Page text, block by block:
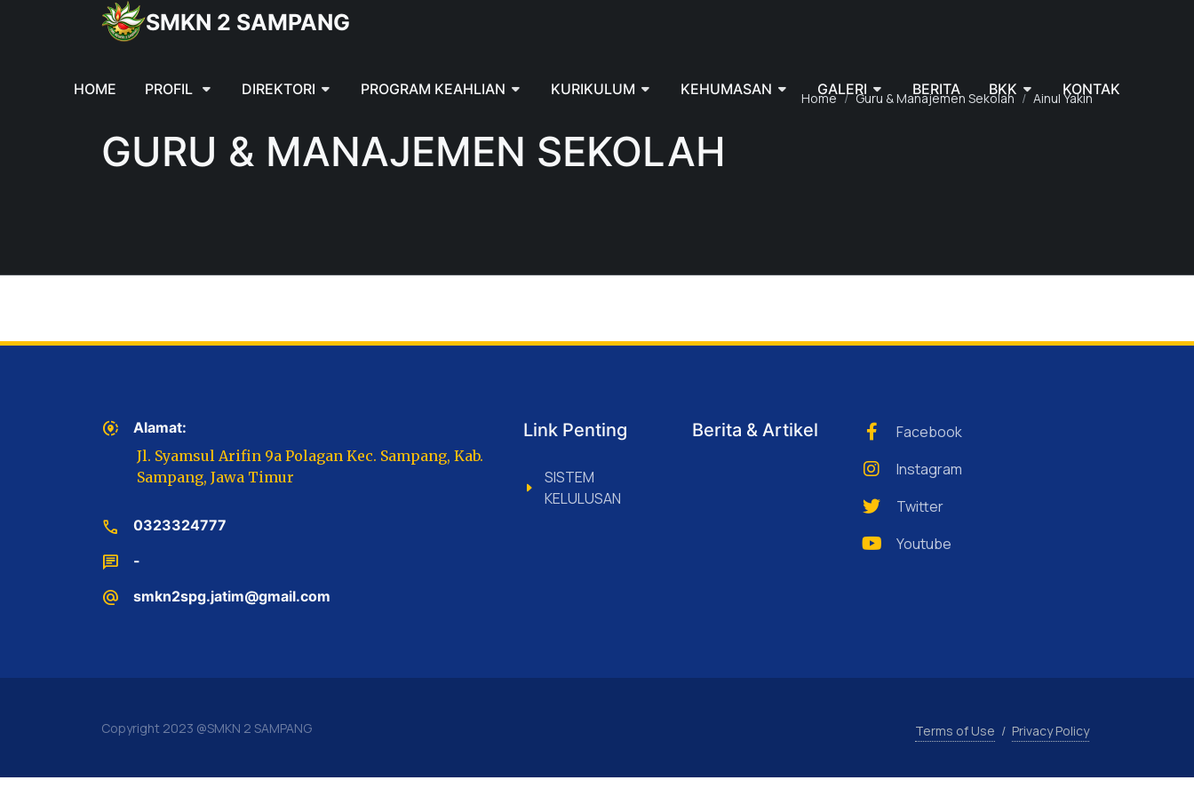
SMKN 2 SAMPANG
HOME PROFIL DIREKTORI PROGRAM KEAHLIAN KURIKULUM KEHUMASAN GALERI BERITA BKK KONTAK
GURU & MANAJEMEN SEKOLAH
Home Guru & Manajemen Sekolah Ainul Yakin
share_location
Alamat:
Jl. Syamsul Arifin 9a Polagan Kec. Sampang, Kab.
Sampang, Jawa Timur
call 0323324777
chat -
alternate_email smkn2spg.jatim@gmail.com
Link Penting
SISTEM
KELULUSAN
Berita & Artikel
Facebook
Instagram
Twitter
Youtube
Copyright 2023 @SMKN 2 SAMPANG Terms of Use / Privacy Policy